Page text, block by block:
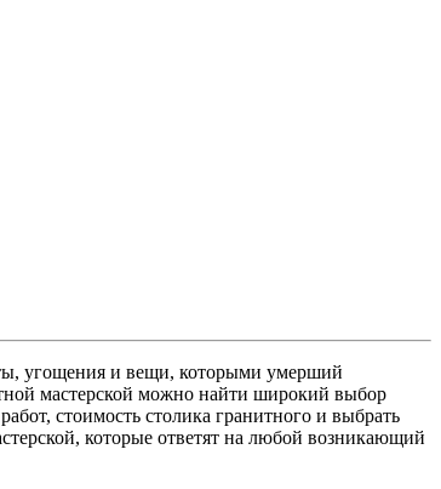
угощения и вещи, которыми умерший
мастерской можно найти широкий выбор
стоимость столика гранитного и выбрать
которые ответят на любой возникающий